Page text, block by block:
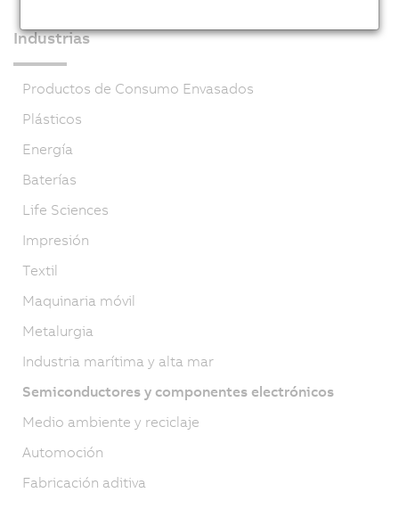
Industrias
Productos de Consumo Envasados
Plásticos
Energía
Baterías
Life Sciences
Impresión
Textil
Maquinaria móvil
Metalurgia
Industria marítima y alta mar
Semiconductores y componentes electrónicos
Medio ambiente y reciclaje
Automoción
Fabricación aditiva